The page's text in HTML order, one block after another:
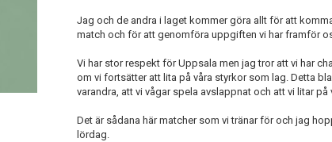
Jag och de andra i laget kommer göra allt för att
match och för att genomföra uppgiften vi har framför
Vi har stor respekt för Uppsala men jag tror att vi har
om vi fortsätter att lita på våra styrkor som lag. Detta
varandra, att vi vågar spela avslappnat och att vi litar
Det är sådana här matcher som vi tränar för och jag
lördag.